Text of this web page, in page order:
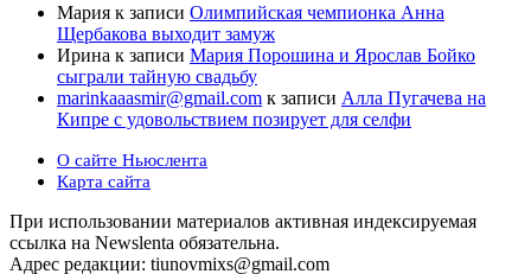
Мария к записи Олимпийская чемпионка Анна
Щербакова выходит замуж
Ирина к записи Мария Порошина и Ярослав Бойко
сыграли тайную свадьбу
marinkaaasmir@gmail.com к записи Алла Пугачева на
Кипре с удовольствием позирует для селфи
О сайте Ньюслента
Карта сайта
При использовании материалов активная индексируемая
ссылка на Newslenta обязательна.
Адрес редакции: tiunovmixs@gmail.com